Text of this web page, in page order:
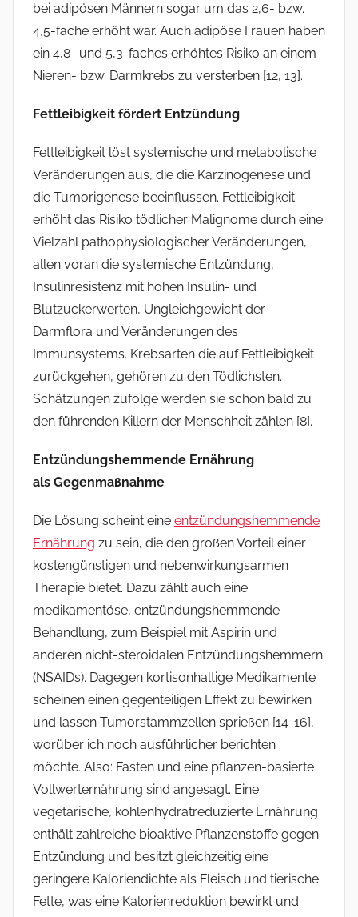
bei adipösen Männern sogar um das 2,6- bzw.
4,5-fache erhöht war. Auch adipöse Frauen haben
ein 4,8- und 5,3-faches erhöhtes Risiko an einem
Nieren- bzw. Darmkrebs zu versterben [12, 13].
Fettleibigkeit fördert Entzündung
Fettleibigkeit löst systemische und metabolische
Veränderungen aus, die die Karzinogenese und
die Tumorigenese beeinflussen. Fettleibigkeit
erhöht das Risiko tödlicher Malignome durch eine
Vielzahl pathophysiologischer Veränderungen,
allen voran die systemische Entzündung,
Insulinresistenz mit hohen Insulin- und
Blutzuckerwerten, Ungleichgewicht der
Darmflora und Veränderungen des
Immunsystems. Krebsarten die auf Fettleibigkeit
zurückgehen, gehören zu den Tödlichsten.
Schätzungen zufolge werden sie schon bald zu
den führenden Killern der Menschheit zählen [8].
Entzündungshemmende Ernährung
als Gegenmaßnahme
Die Lösung scheint eine entzündungshemmende
Ernährung zu sein, die den großen Vorteil einer
kostengünstigen und nebenwirkungsarmen
Therapie bietet. Dazu zählt auch eine
medikamentöse, entzündungshemmende
Behandlung, zum Beispiel mit Aspirin und
anderen nicht-steroidalen Entzündungshemmern
(NSAIDs). Dagegen kortisonhaltige Medikamente
scheinen einen gegenteiligen Effekt zu bewirken
und lassen Tumorstammzellen sprießen [14-16],
worüber ich noch ausführlicher berichten
möchte. Also: Fasten und eine pflanzen-basierte
Vollwerternährung sind angesagt. Eine
vegetarische, kohlenhydratreduzierte Ernährung
enthält zahlreiche bioaktive Pflanzenstoffe gegen
Entzündung und besitzt gleichzeitig eine
geringere Kaloriendichte als Fleisch und tierische
Fette, was eine Kalorienreduktion bewirkt und